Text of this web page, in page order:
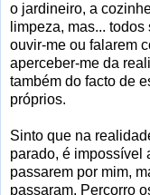
o jardineiro, a
limpeza, mas...
ouvir-me ou falarem
aperceber-me da
também do facto de
próprios.
Sinto que na
parado, é impossível
passarem por mim,
passaram. Percorro